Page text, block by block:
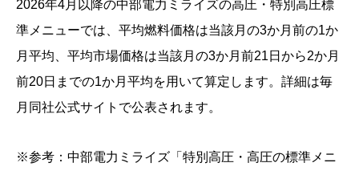
2026年4月以降の中部電力ミライズの高圧・特別高圧標
準メニューでは、平均燃料価格は当該月の3か月前の1か
月平均、平均市場価格は当該月の3か月前21日から2か月
前20日までの1か月平均を用いて算定します。詳細は毎
月同社公式サイトで公表されます。
※参考：中部電力ミライズ「特別高圧・高圧の標準メニ